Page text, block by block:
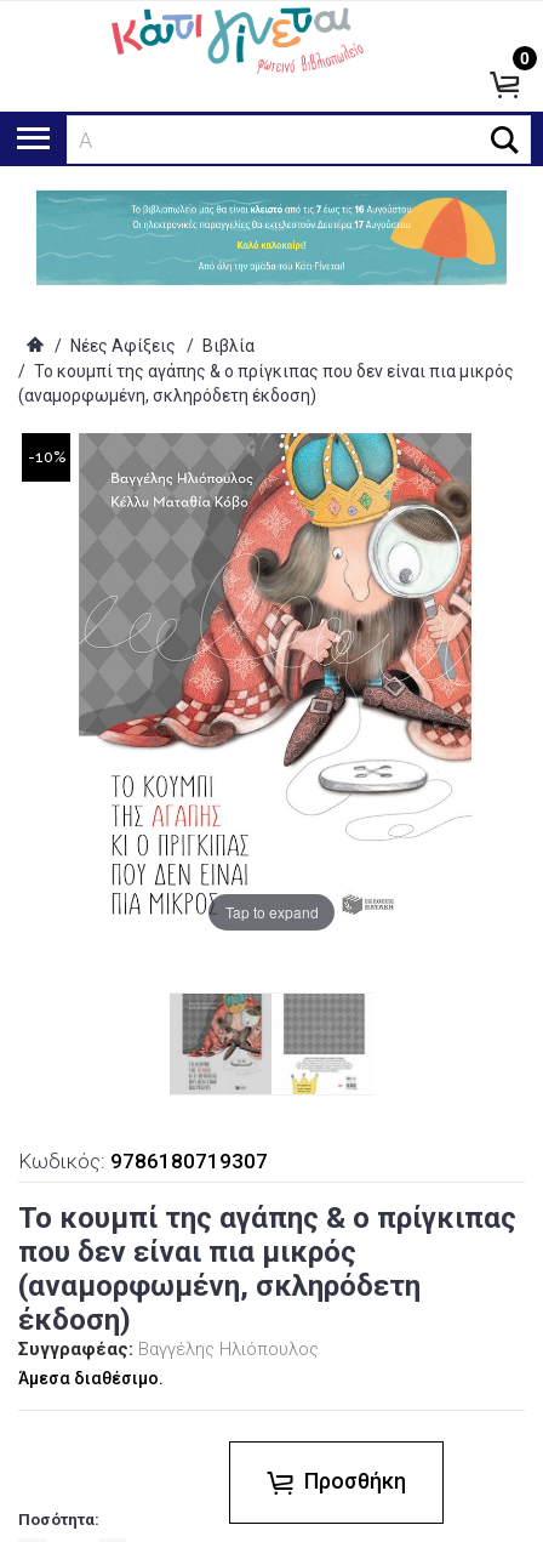
Αναζ
0
/ Νέες Αφίξεις / Βιβλία
/ Το κουμπί της αγάπης & ο πρίγκιπας που δεν είναι πια μικρός
(αναμορφωμένη, σκληρόδετη έκδοση)
-10%
Tap to expand
Κωδικός: 9786180719307
Το κουμπί της αγάπης & ο πρίγκιπας
που δεν είναι πια μικρός
(αναμορφωμένη, σκληρόδετη
έκδοση)
Συγγραφέας: Βαγγέλης Ηλιόπουλος
Άμεσα διαθέσιμο.
Ποσότητα:
Προσθήκη